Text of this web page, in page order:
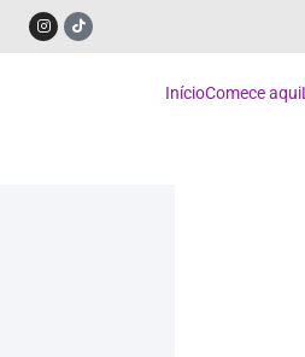
InícioComece aqui